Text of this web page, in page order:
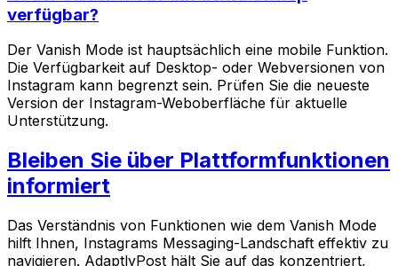
verfügbar?
Der Vanish Mode ist hauptsächlich eine mobile Funktion.
Die Verfügbarkeit auf Desktop- oder Webversionen von
Instagram kann begrenzt sein. Prüfen Sie die neueste
Version der Instagram-Weboberfläche für aktuelle
Unterstützung.
Bleiben Sie über Plattformfunktionen
informiert
Das Verständnis von Funktionen wie dem Vanish Mode
hilft Ihnen, Instagrams Messaging-Landschaft effektiv zu
navigieren. AdaptlyPost hält Sie auf das konzentriert,